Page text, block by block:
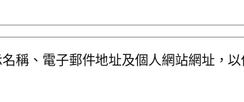
稱、電子郵件地址及個人網站網址，